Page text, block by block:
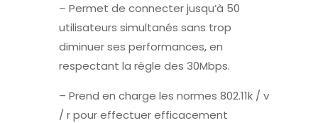
– Permet de connecter jusqu’à 50
utilisateurs simultanés sans trop
diminuer ses performances, en
respectant la règle des 30Mbps.
– Prend en charge les normes 802.11k / v
/ r pour effectuer efficacement